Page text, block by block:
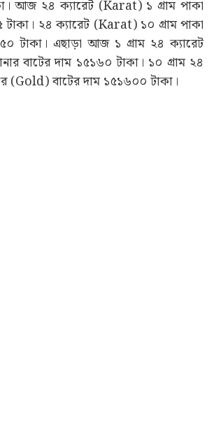
আজ ২৪ ক্যারেট (Karat) ১ গ্ৰাম পাকা
২৪ ক্যারেট (Karat) ১০ গ্ৰাম পাকা
টাকা। এছাড়া আজ ১ গ্ৰাম ২৪ ক্যারেট
বাটের দাম ১৫১৬০ টাকা। ১০ গ্ৰাম ২৪
(Gold) বাটের দাম ১৫১৬০০ টাকা।